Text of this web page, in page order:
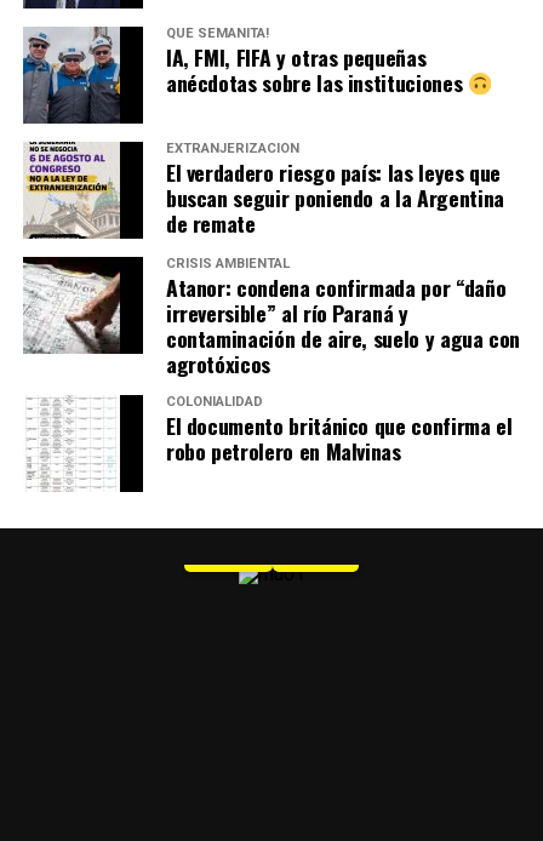
QUÉ SEMANITA!
IA, FMI, FIFA y otras pequeñas
anécdotas sobre las instituciones
EXTRANJERIZACIÓN
El verdadero riesgo país: las leyes que
buscan seguir poniendo a la Argentina
de remate
CRISIS AMBIENTAL
Atanor: condena confirmada por “daño
irreversible” al río Paraná y
contaminación de aire, suelo y agua con
agrotóxicos
COLONIALIDAD
El documento británico que confirma el
robo petrolero en Malvinas